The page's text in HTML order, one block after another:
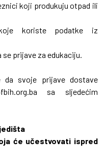
koji produkuju otpad ili
koriste podatke iz
prijave za edukaciju.
da svoje prijave dostave
sa sljedećim
će učestvovati ispred